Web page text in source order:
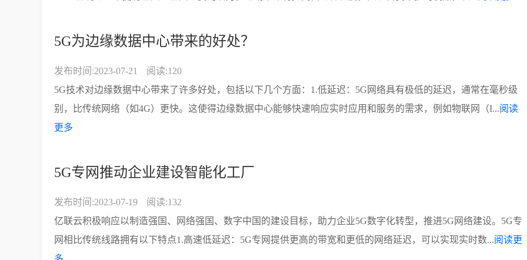
5G为边缘数据中心带来的好处？
发布时间:2023-07-21
阅读:120
5G技术对边缘数据中心带来了许多好处，包括以下几个方面：1.低延迟：5G网络具有极低的延迟，通常在毫秒级
别，比传统网络（如4G）更快。这使得边缘数据中心能够快速响应实时应用和服务的需求，例如物联网（I...阅读
更多
5G专网推动企业建设智能化工厂
发布时间:2023-07-19
阅读:132
亿联云积极响应以制造强国、网络强国、数字中国的建设目标，助力企业5G数字化转型，推进5G网络建设。5G专
网相比传统线路拥有以下特点1.高速低延迟：5G专网提供更高的带宽和更低的网络延迟，可以实现实时数...阅读更